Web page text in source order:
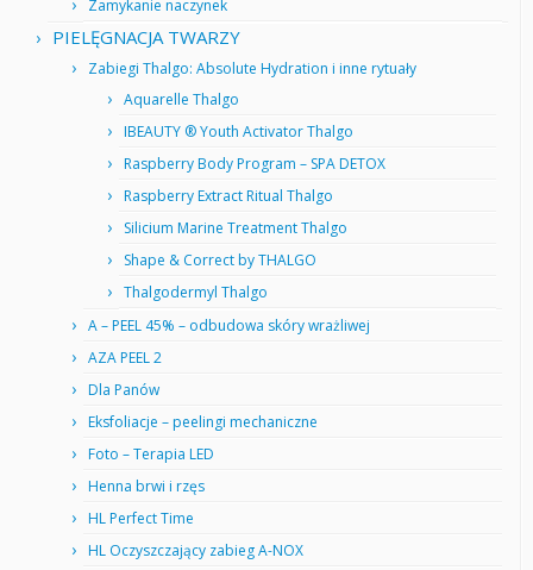
Zamykanie naczynek
PIELĘGNACJA TWARZY
Zabiegi Thalgo: Absolute Hydration i inne rytuały
Aquarelle Thalgo
IBEAUTY ® Youth Activator Thalgo
Raspberry Body Program – SPA DETOX
Raspberry Extract Ritual Thalgo
Silicium Marine Treatment Thalgo
Shape & Correct by THALGO
Thalgodermyl Thalgo
A – PEEL 45% – odbudowa skóry wrażliwej
AZA PEEL 2
Dla Panów
Eksfoliacje – peelingi mechaniczne
Foto – Terapia LED
Henna brwi i rzęs
HL Perfect Time
HL Oczyszczający zabieg A-NOX